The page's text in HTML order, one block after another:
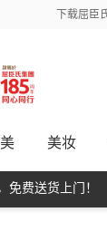
下载屈臣
美妆
费送货上门！